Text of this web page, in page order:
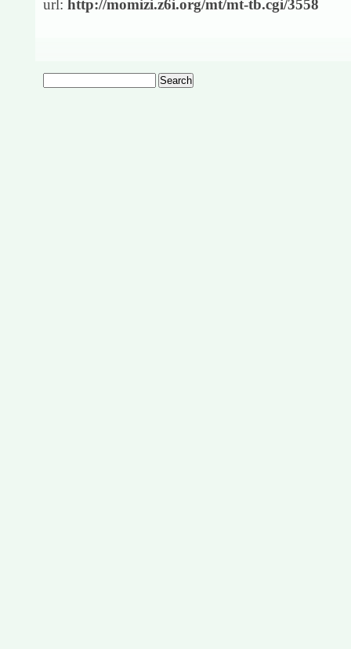
url: http://momizi.z6i.org/mt/mt-tb.cgi/3558